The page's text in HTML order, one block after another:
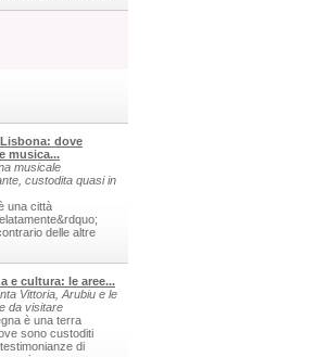
dove
musica...
musicale
custodita quasi in
una città
delle altre
e cultura: le aree...
Vittoria, Arubiu e le
da visitare
è una terra
sono custoditi
di